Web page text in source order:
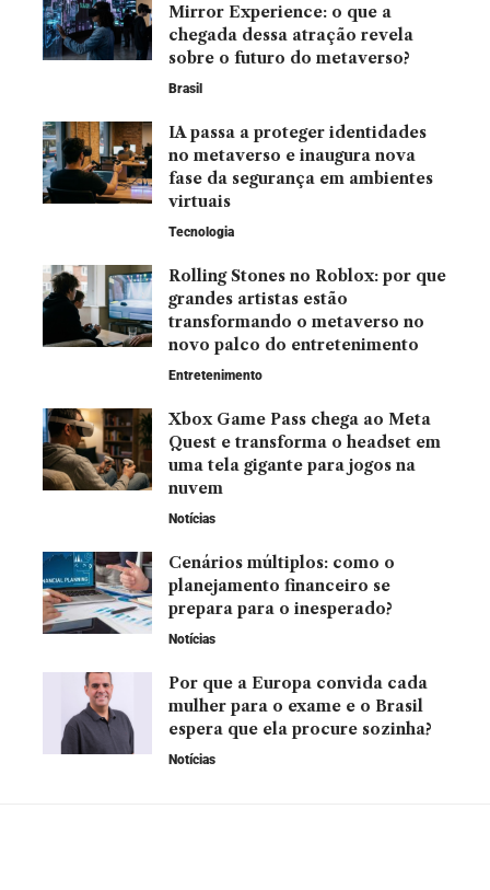
Mirror Experience: o que a
chegada dessa atração revela
sobre o futuro do metaverso?
Brasil
IA passa a proteger identidades
no metaverso e inaugura nova
fase da segurança em ambientes
virtuais
Tecnologia
Rolling Stones no Roblox: por que
grandes artistas estão
transformando o metaverso no
novo palco do entretenimento
Entretenimento
Xbox Game Pass chega ao Meta
Quest e transforma o headset em
uma tela gigante para jogos na
nuvem
Notícias
Cenários múltiplos: como o
planejamento financeiro se
prepara para o inesperado?
Notícias
Por que a Europa convida cada
mulher para o exame e o Brasil
espera que ela procure sozinha?
Notícias